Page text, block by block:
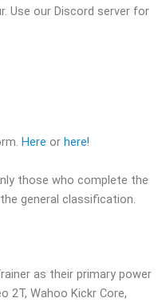
Use our Discord server for
Here or here!
those who complete the
general classification.
as their primary power
2T, Wahoo Kickr Core,